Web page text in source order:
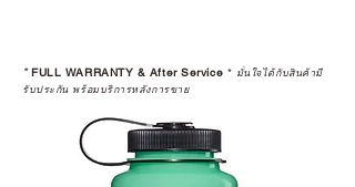
*FULL WARRANTY & After Service * มั่นใจได้กับสินค้ามี
รับประกัน พร้อมบริการหลังการขาย